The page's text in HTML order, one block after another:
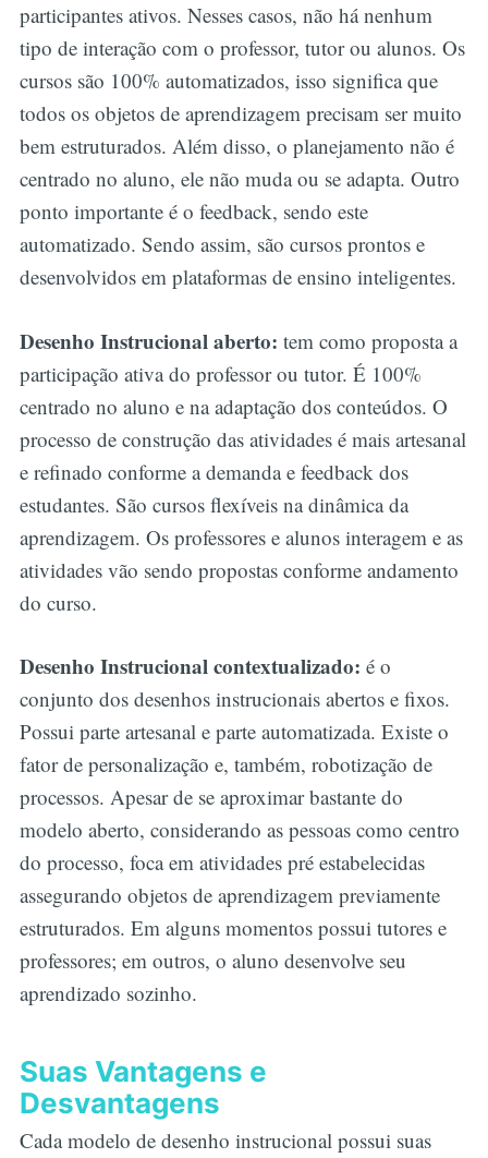
participantes ativos. Nesses casos, não há nenhum
tipo de interação com o professor, tutor ou alunos. Os
cursos são 100% automatizados, isso significa que
todos os objetos de aprendizagem precisam ser muito
bem estruturados. Além disso, o planejamento não é
centrado no aluno, ele não muda ou se adapta. Outro
ponto importante é o feedback, sendo este
automatizado. Sendo assim, são cursos prontos e
desenvolvidos em plataformas de ensino inteligentes.
Desenho Instrucional aberto: tem como proposta a
participação ativa do professor ou tutor. É 100%
centrado no aluno e na adaptação dos conteúdos. O
processo de construção das atividades é mais artesanal
e refinado conforme a demanda e feedback dos
estudantes. São cursos flexíveis na dinâmica da
aprendizagem. Os professores e alunos interagem e as
atividades vão sendo propostas conforme andamento
do curso.
Desenho Instrucional contextualizado: é o
conjunto dos desenhos instrucionais abertos e fixos.
Possui parte artesanal e parte automatizada. Existe o
fator de personalização e, também, robotização de
processos. Apesar de se aproximar bastante do
modelo aberto, considerando as pessoas como centro
do processo, foca em atividades pré estabelecidas
assegurando objetos de aprendizagem previamente
estruturados. Em alguns momentos possui tutores e
professores; em outros, o aluno desenvolve seu
aprendizado sozinho.
Suas Vantagens e
Desvantagens
Cada modelo de desenho instrucional possui suas